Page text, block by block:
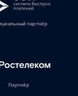
партнёр
Партнёр